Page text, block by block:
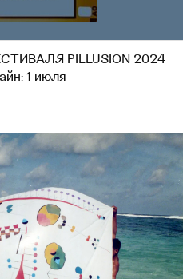
PILLUSION 2024
1 июля